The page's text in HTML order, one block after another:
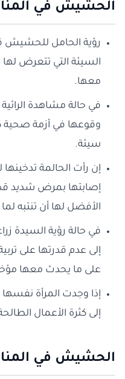
الحشيش في
رؤية الحامل للحشيش
السيئة التي تتعرض لها
معها.
في حالة مشاهدة
وقوعها في أزمة صحية
سيئة.
إن رأت الحالمة
إصابتها بمرض شديد قد
الأفضل لها أن تنتبه
في حالة رؤية السيدة
إلى عدم قدرتها على
على ما يحدث معها
إذا وجدت المرأة
إلى كثرة الأعمال
الحشيش في